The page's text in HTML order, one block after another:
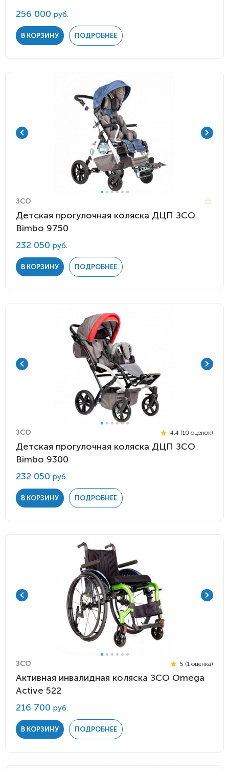
256 000 руб.
В КОРЗИНУ ПОДРОБНЕЕ
ЗСО
Детская прогулочная коляска ДЦП ЗСО
Bimbo 9750
232 050 руб.
В КОРЗИНУ ПОДРОБНЕЕ
ЗСО 4.4 (10 оценок)
Детская прогулочная коляска ДЦП ЗСО
Bimbo 9300
232 050 руб.
В КОРЗИНУ ПОДРОБНЕЕ
ЗСО 5 (1 оценка)
Активная инвалидная коляска ЗСО Omega
Active 522
216 700 руб.
В КОРЗИНУ ПОДРОБНЕЕ